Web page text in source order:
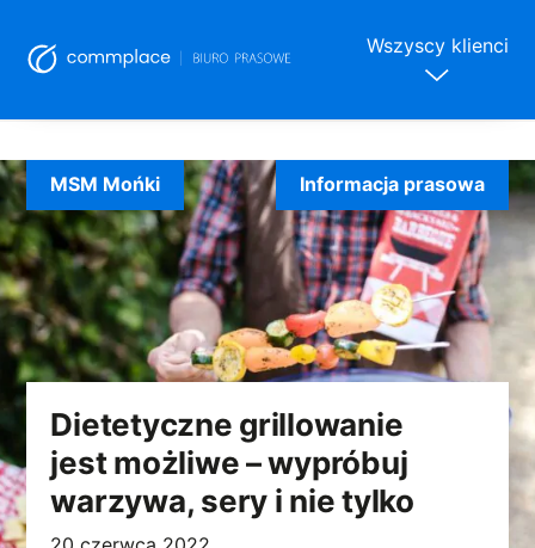
to
content
Wszyscy klienci
Dietetyczne grillowanie
jest możliwe – wypróbuj
warzywa, sery i nie tylko
MSM Mońki Informacja prasowa